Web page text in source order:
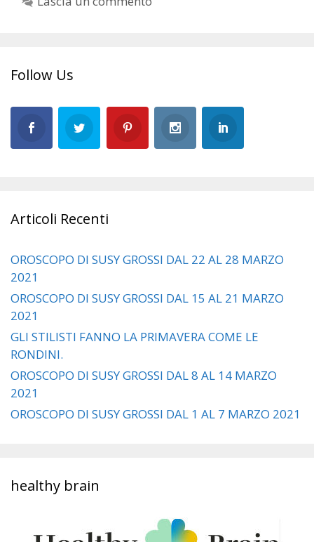
Follow Us
Articoli Recenti
OROSCOPO DI SUSY GROSSI DAL 22 AL 28 MARZO
2021
OROSCOPO DI SUSY GROSSI DAL 15 AL 21 MARZO
2021
GLI STILISTI FANNO LA PRIMAVERA COME LE
RONDINI.
OROSCOPO DI SUSY GROSSI DAL 8 AL 14 MARZO
2021
OROSCOPO DI SUSY GROSSI DAL 1 AL 7 MARZO 2021
healthy brain